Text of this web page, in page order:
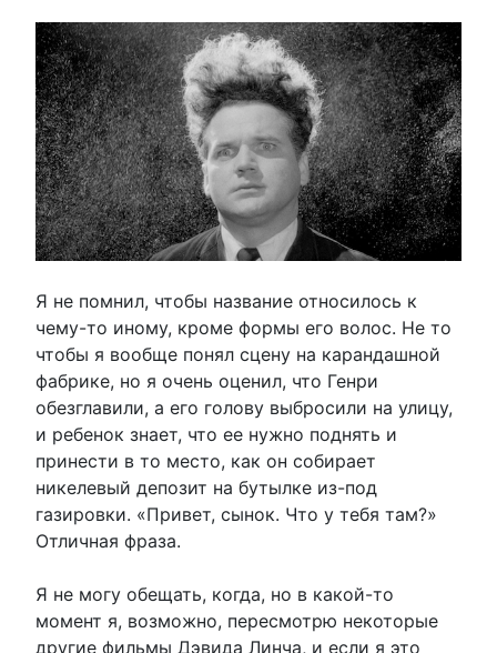
Я не помнил, чтобы название относилось к
чему-то иному, кроме формы его волос. Не то
чтобы я вообще понял сцену на карандашной
фабрике, но я очень оценил, что Генри
обезглавили, а его голову выбросили на улицу,
и ребенок знает, что ее нужно поднять и
принести в то место, как он собирает
никелевый депозит на бутылке из-под
газировки. «Привет, сынок. Что у тебя там?»
Отличная фраза.
Я не могу обещать, когда, но в какой-то
момент я, возможно, пересмотрю некоторые
другие фильмы Дэвида Линча, и если я это